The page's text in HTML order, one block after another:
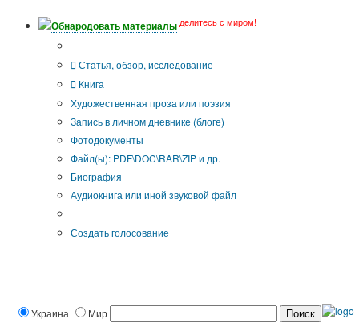
Обнародовать материалы делитесь с миром!
Статья, обзор, исследование
Книга
Художественная проза или поэзия
Запись в личном дневнике (блоге)
Фотодокументы
Файл(ы): PDF\DOC\RAR\ZIP и др.
Биография
Аудиокнига или иной звуковой файл
Создать голосование
Украина Мир